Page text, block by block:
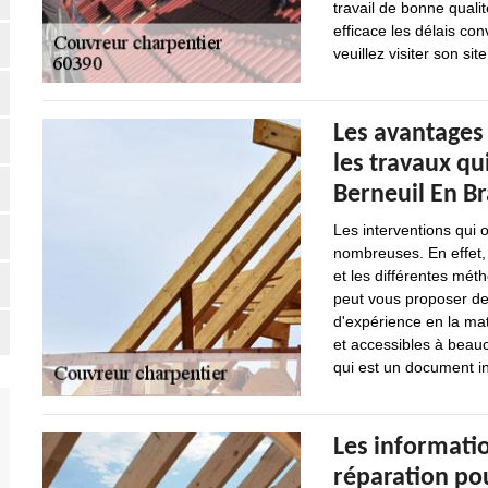
travail de bonne
efficace les délais
veuillez visiter son
Les
les travaux
Berneuil En
Les interventions qui
nombreuses. En
et les différentes
peut vous proposer
d'expérience en la
et accessibles à
qui est un document
Les
réparation